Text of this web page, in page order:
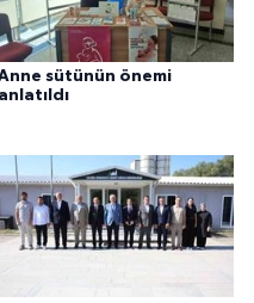
sütünün önemi
anlatıldı